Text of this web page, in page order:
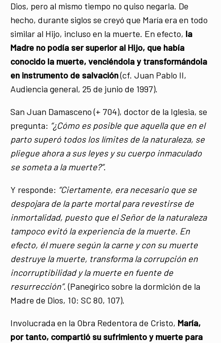
Dios, pero al mismo tiempo no quiso negarla. De
hecho, durante siglos se creyó que María era en todo
similar al Hijo, incluso en la muerte. En efecto, la
Madre no podía ser superior al Hijo, que había
conocido la muerte, venciéndola y transformándola
en instrumento de salvación(cf. Juan Pablo II,
Audiencia general, 25 de junio de 1997).
San Juan Damasceno (+ 704), doctor de la Iglesia, se
pregunta: “¿Cómo es posible que aquella que en el
parto superó todos los límites de la naturaleza, se
pliegue ahora a sus leyes y su cuerpo inmaculado
se someta a la muerte?”.
Y responde: “Ciertamente, era necesario que se
despojara de la parte mortal para revestirse de
inmortalidad, puesto que el Señor de la naturaleza
tampoco evitó la experiencia de la muerte. En
efecto, él muere según la carne y con su muerte
destruye la muerte, transforma la corrupción en
incorruptibilidad y la muerte en fuente de
resurrección”. (Panegírico sobre la dormición de la
Madre de Dios, 10: SC 80, 107).
Involucrada en la Obra Redentora de Cristo, María,
por tanto, compartió su sufrimiento y muerte para